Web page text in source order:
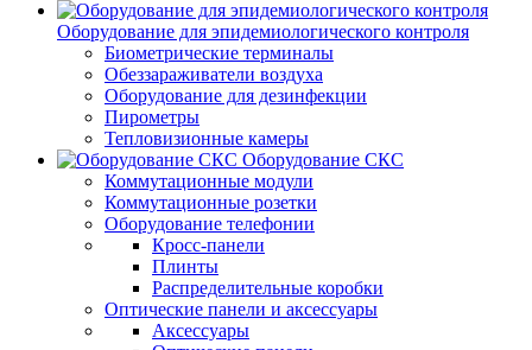
Оборудование для эпидемиологического контроля
Биометрические терминалы
Обеззараживатели воздуха
Оборудование для дезинфекции
Пирометры
Тепловизионные камеры
Оборудование СКС
Коммутационные модули
Коммутационные розетки
Оборудование телефонии
Кросс-панели
Плинты
Распределительные коробки
Оптические панели и аксессуары
Аксессуары